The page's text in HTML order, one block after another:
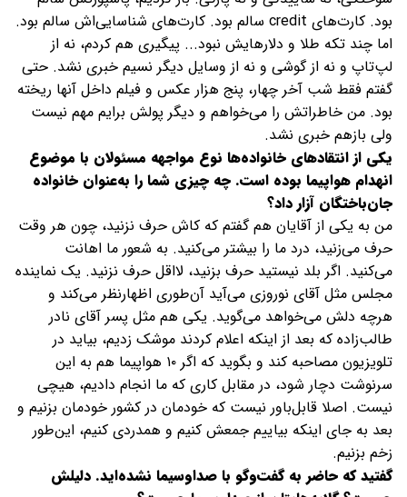
بود. کارت‌های credit سالم بود. کارت‌های شناسایی‌اش سالم بود.
اما چند تکه طلا و دلارهایش نبود... پیگیری هم کردم، نه از
لپ‌تاپ و نه از گوشی و نه از وسایل دیگر نسیم خبری نشد. حتی
گفتم فقط شب آخر چهار، پنج هزار عکس و فیلم داخل آنها ریخته
بود. من خاطراتش را می‌خواهم و دیگر پولش برایم مهم نیست
ولی بازهم خبری نشد.
یکی از انتقادهای خانواده‌ها نوع مواجهه مسئولان با موضوع
انهدام هواپیما بوده است. چه چیزی شما را به‌عنوان خانواده
جان‌باختگان آزار داد؟
من به یکی از آقایان هم گفتم که کاش حرف نزنید، چون هر وقت
حرف می‌زنید، درد ما را بیشتر می‌کنید. به شعور ما اهانت
می‌کنید. اگر بلد نیستید حرف بزنید، لااقل حرف نزنید. یک نماینده
مجلس مثل آقای نوروزی می‌آید آن‌طوری اظهارنظر می‌کند و
هرچه دلش می‌خواهد می‌گوید. یکی هم مثل پسر آقای نادر
طالب‌زاده که بعد از اینکه اعلام کردند موشک زدیم، بیاید در
تلویزیون مصاحبه کند و بگوید که اگر ۱۰ هواپیما هم به این
سرنوشت دچار شود، در مقابل کاری که ما انجام دادیم، هیچی
نیست. اصلا قابل‌باور نیست که خودمان در کشور خودمان بزنیم و
بعد به جای اینکه بیاییم جمعش کنیم و همدردی کنیم، این‌طور
زخم بزنیم.
گفتید که حاضر به گفت‌وگو با صداوسیما نشده‌اید. دلیلش